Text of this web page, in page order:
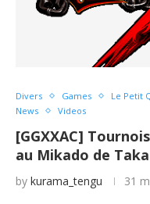
Divers Games Le Petit
News
Videos
[GGXXAC]
au Mikado de
by kurama_tengu 31